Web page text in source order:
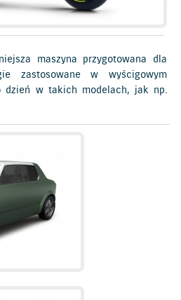
maszyna przygotowana dla
zastosowane w wyścigowym
dzień w takich modelach, jak np.